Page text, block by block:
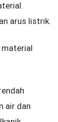
arus listrik.
material
air dan